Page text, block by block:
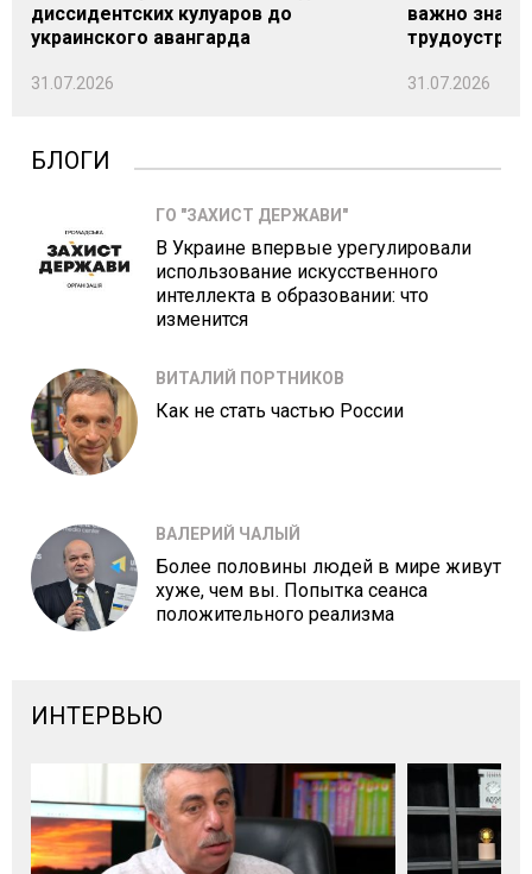
диссидентских кулуаров до
украинского авангарда
31.07.2026
важно знать
31.07.2026
БЛОГИ
ГО "ЗАХИСТ ДЕРЖАВИ"
В Украине впервые урегулировали
использование искусственного
интеллекта в образовании: что
изменится
ВИТАЛИЙ ПОРТНИКОВ
Как не стать частью России
ВАЛЕРИЙ ЧАЛЫЙ
Более половины людей в мире живут
хуже, чем вы. Попытка сеанса
положительного реализма
ИНТЕРВЬЮ